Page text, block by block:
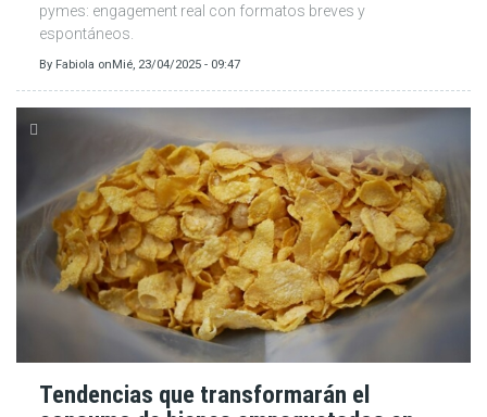
pymes: engagement real con formatos breves y
espontáneos.
By Fabiola on Mié, 23/04/2025 - 09:47
Tendencias que transformarán el